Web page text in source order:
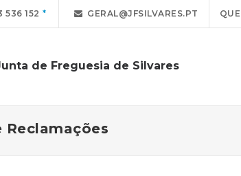
536 152 GERAL@JFSILVARES.PT
de Freguesia de Silvares
Reclamações